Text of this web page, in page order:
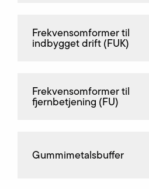
Frekvensomformer til
indbygget drift (FUK)
Frekvensomformer til
fjernbetjening (FU)
Gummimetalsbuffer